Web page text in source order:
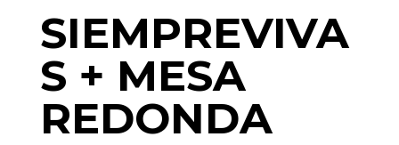
SIEMPREVIVA
S + MESA
REDONDA